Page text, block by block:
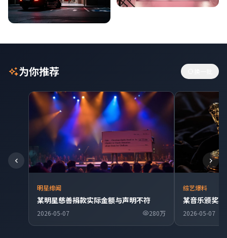
为你推荐
明星绯闻
某明星慈善捐款实际金额与声明不符
2026-05-07 280万
综艺爆料
某音乐颁奖
2026-05-07